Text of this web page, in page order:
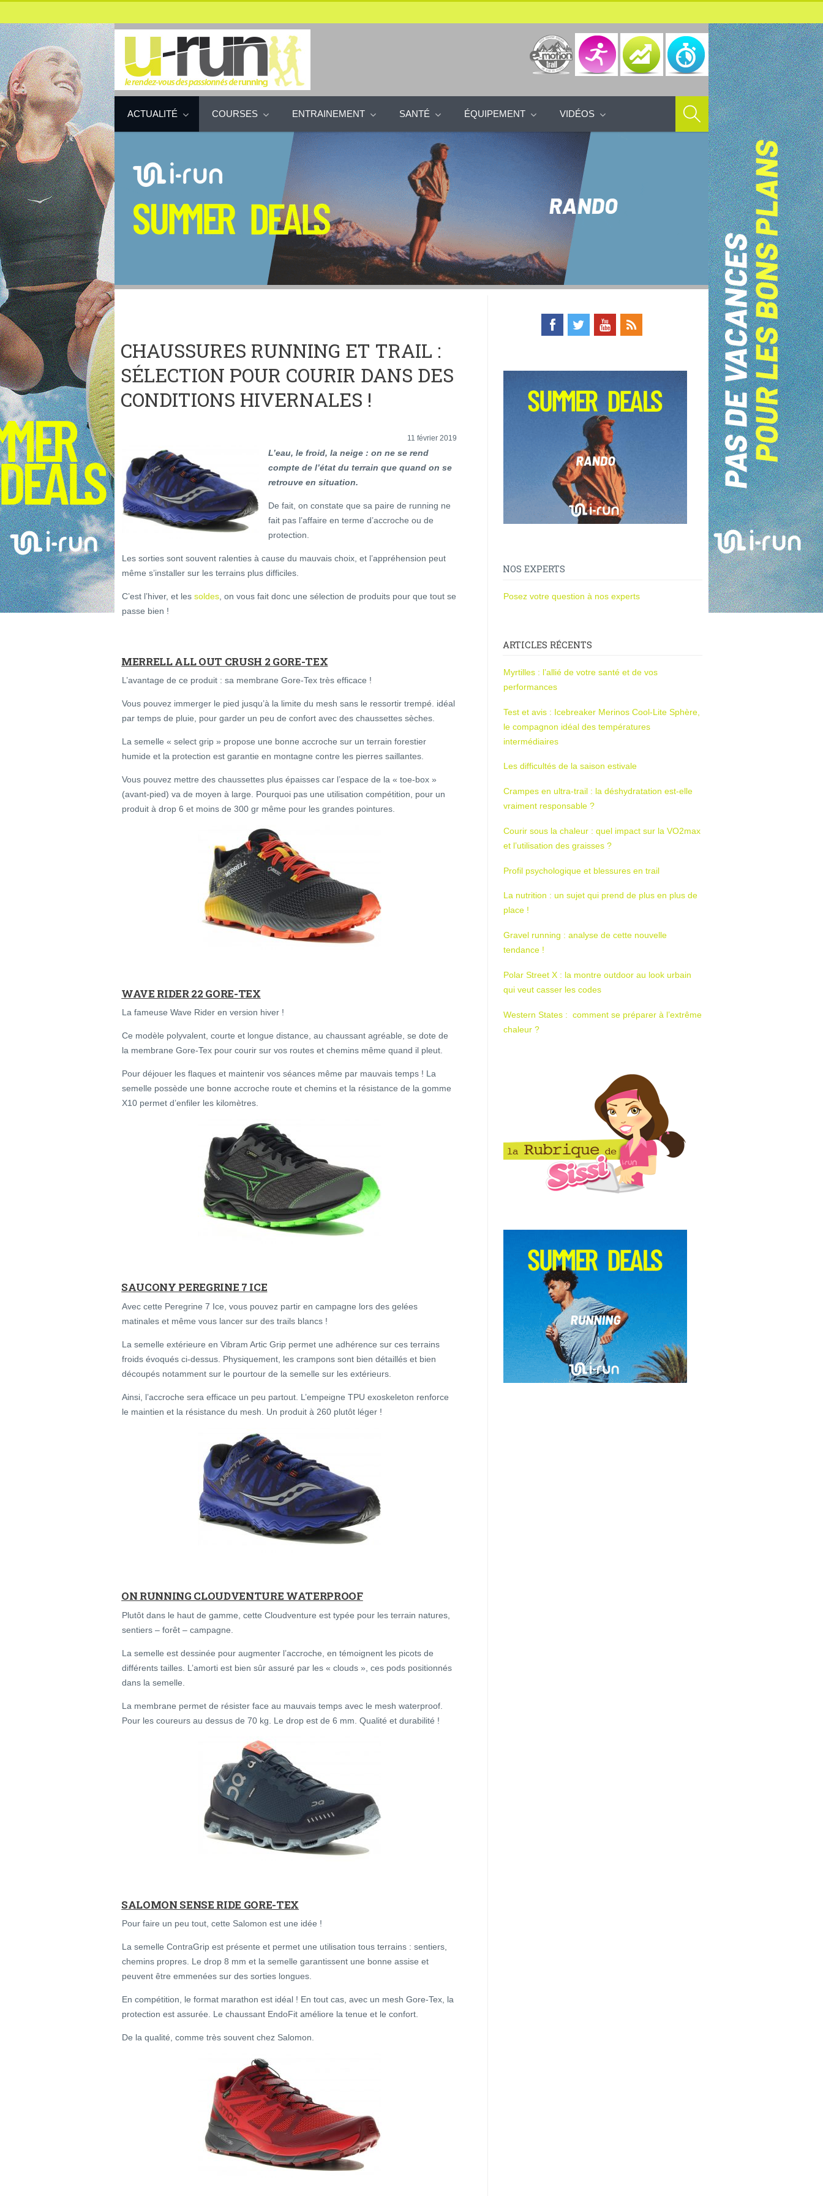
ACTUALITÉ COURSES ENTRAINEMENT SANTÉ ÉQUIPEMENT VIDÉOS
CHAUSSURES RUNNING ET TRAIL :
SÉLECTION POUR COURIR DANS DES
CONDITIONS HIVERNALES !
11 février 2019
L’eau, le froid, la neige : on ne se rend
compte de l’état du terrain que quand on se
retrouve en situation.
De fait, on constate que sa paire de running ne
fait pas l’affaire en terme d’accroche ou de
protection.
Les sorties sont souvent ralenties à cause du mauvais choix, et l’appréhension peut
même s’installer sur les terrains plus difficiles.
C’est l’hiver, et les soldes , on vous fait donc une sélection de produits pour que tout se
passe bien !
MERRELL ALL OUT CRUSH 2 GORE-TEX
L’avantage de ce produit : sa membrane Gore-Tex très efficace !
Vous pouvez immerger le pied jusqu’à la limite du mesh sans le ressortir trempé. idéal
par temps de pluie, pour garder un peu de confort avec des chaussettes sèches.
La semelle « select grip » propose une bonne accroche sur un terrain forestier
humide et la protection est garantie en montagne contre les pierres saillantes.
Vous pouvez mettre des chaussettes plus épaisses car l’espace de la « toe-box »
(avant-pied) va de moyen à large. Pourquoi pas une utilisation compétition, pour un
produit à drop 6 et moins de 300 gr même pour les grandes pointures.
WAVE RIDER 22 GORE-TEX
La fameuse Wave Rider en version hiver !
Ce modèle polyvalent, courte et longue distance, au chaussant agréable, se dote de
la membrane Gore-Tex pour courir sur vos routes et chemins même quand il pleut.
Pour déjouer les flaques et maintenir vos séances même par mauvais temps ! La
semelle possède une bonne accroche route et chemins et la résistance de la gomme
X10 permet d’enfiler les kilomètres.
SAUCONY PEREGRINE 7 ICE
Avec cette Peregrine 7 Ice, vous pouvez partir en campagne lors des gelées
matinales et même vous lancer sur des trails blancs !
La semelle extérieure en Vibram Artic Grip permet une adhérence sur ces terrains
froids évoqués ci-dessus. Physiquement, les crampons sont bien détaillés et bien
découpés notamment sur le pourtour de la semelle sur les extérieurs.
Ainsi, l’accroche sera efficace un peu partout. L’empeigne TPU exoskeleton renforce
le maintien et la résistance du mesh. Un produit à 260 plutôt léger !
ON RUNNING CLOUDVENTURE WATERPROOF
Plutôt dans le haut de gamme, cette Cloudventure est typée pour les terrain natures,
sentiers – forêt – campagne.
La semelle est dessinée pour augmenter l’accroche, en témoignent les picots de
différents tailles. L’amorti est bien sûr assuré par les « clouds », ces pods positionnés
dans la semelle.
La membrane permet de résister face au mauvais temps avec le mesh waterproof.
Pour les coureurs au dessus de 70 kg. Le drop est de 6 mm. Qualité et durabilité !
SALOMON SENSE RIDE GORE-TEX
Pour faire un peu tout, cette Salomon est une idée !
La semelle ContraGrip est présente et permet une utilisation tous terrains : sentiers,
chemins propres. Le drop 8 mm et la semelle garantissent une bonne assise et
peuvent être emmenées sur des sorties longues.
En compétition, le format marathon est idéal ! En tout cas, avec un mesh Gore-Tex, la
protection est assurée. Le chaussant EndoFit améliore la tenue et le confort.
De la qualité, comme très souvent chez Salomon.
NOS EXPERTS
Posez votre question à nos experts
ARTICLES RÉCENTS
Myrtilles : l’allié de votre santé et de vos
performances
Test et avis : Icebreaker Merinos Cool-Lite Sphère,
le compagnon idéal des températures
intermédiaires
Les difficultés de la saison estivale
Crampes en ultra-trail : la déshydratation est-elle
vraiment responsable ?
Courir sous la chaleur : quel impact sur la VO2max
et l’utilisation des graisses ?
Profil psychologique et blessures en trail
La nutrition : un sujet qui prend de plus en plus de
place !
Gravel running : analyse de cette nouvelle
tendance !
Polar Street X : la montre outdoor au look urbain
qui veut casser les codes
Western States : comment se préparer à l’extrême
chaleur ?